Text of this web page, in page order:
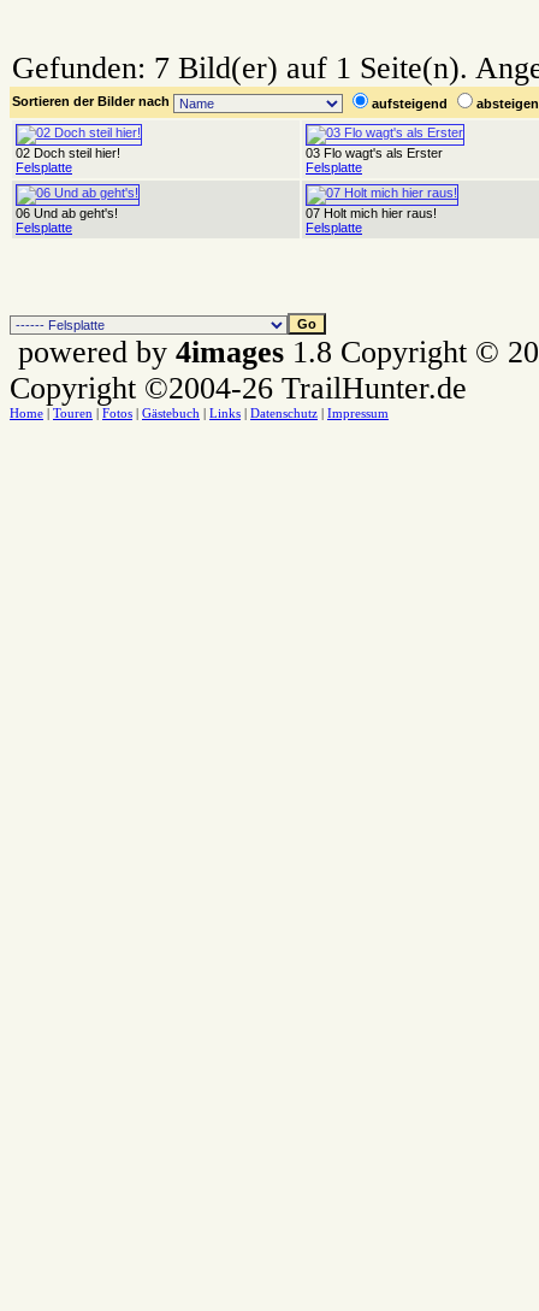
Gefunden: 7 Bild(er) auf 1 Seite(n).
Sortieren der Bilder nach aufsteigend
02 Doch steil hier!
Felsplatte
03 Flo wagt's als Erster
Felsplatte
06 Und ab geht's!
Felsplatte
07 Holt mich hier raus!
Felsplatte
powered by 4images 1.8 Copyright ©
Copyright ©2004-26 TrailHunter.de
Home Touren Fotos Gästebuch Links Datenschutz Impressum